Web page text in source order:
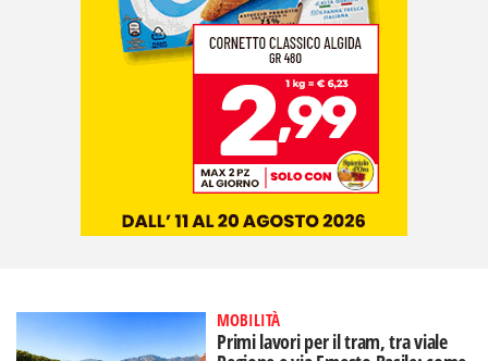
MOBILITÀ
Primi lavori per il tram, tra viale